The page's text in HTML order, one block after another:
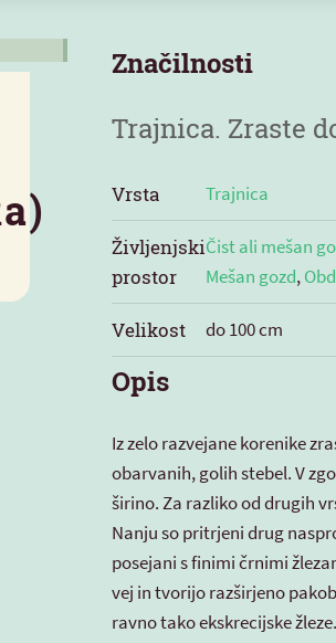
Značilnosti
Trajnica. Zraste
Vrsta Trajnica
Življenjski
prostor
Čist ali mešan
Mešan gozd,
Velikost do 100 cm
Opis
Iz zelo razvejane korenike
obarvanih, golih stebel. V
širino. Za razliko od drugih
Nanju so pritrjeni drug
posejani s finimi črnimi
vej in tvorijo razširjeno
ravno tako ekskrecijske